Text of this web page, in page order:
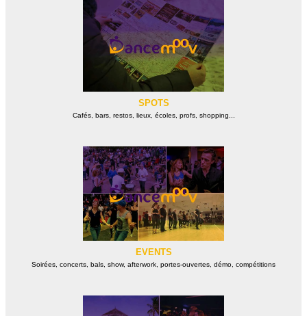
SPOTS
Cafés, bars, restos, lieux, écoles, profs, shopping...
EVENTS
Soirées, concerts, bals, show, afterwork, portes-ouvertes, démo, compétitions